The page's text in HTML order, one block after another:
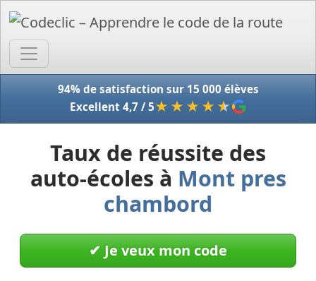
94% de satisfaction sur 15 000 élèves
Excellent 4,7 / 5★★★★ ★
Taux de réussite des
auto-écoles à Mont pres
chambord
✔︎ Je veux mon code